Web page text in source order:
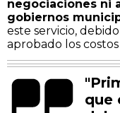
negociaciones ni
gobiernos
este servicio,
aprobado los
que